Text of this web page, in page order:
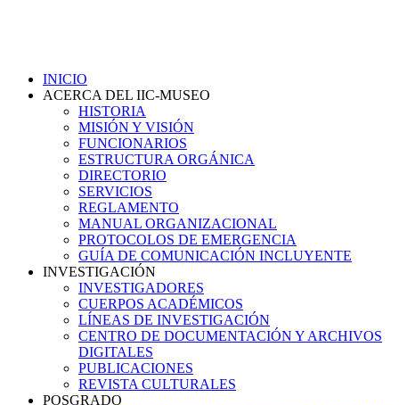
INICIO
ACERCA DEL IIC-MUSEO
HISTORIA
MISIÓN Y VISIÓN
FUNCIONARIOS
ESTRUCTURA ORGÁNICA
DIRECTORIO
SERVICIOS
REGLAMENTO
MANUAL ORGANIZACIONAL
PROTOCOLOS DE EMERGENCIA
GUÍA DE COMUNICACIÓN INCLUYENTE
INVESTIGACIÓN
INVESTIGADORES
CUERPOS ACADÉMICOS
LÍNEAS DE INVESTIGACIÓN
CENTRO DE DOCUMENTACIÓN Y ARCHIVOS
DIGITALES
PUBLICACIONES
REVISTA CULTURALES
POSGRADO